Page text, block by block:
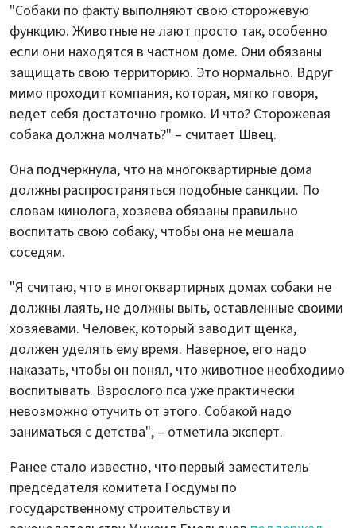
"Собаки по факту выполняют свою сторожевую
функцию. Животные не лают просто так, особенно
если они находятся в частном доме. Они обязаны
защищать свою территорию. Это нормально. Вдруг
мимо проходит компания, которая, мягко говоря,
ведет себя достаточно громко. И что? Сторожевая
собака должна молчать?" – считает Швец.
Она подчеркнула, что на многоквартирные дома
должны распространяться подобные санкции. По
словам кинолога, хозяева обязаны правильно
воспитать свою собаку, чтобы она не мешала
соседям.
"Я считаю, что в многоквартирных домах собаки не
должны лаять, не должны выть, оставленные своими
хозяевами. Человек, который заводит щенка,
должен уделять ему время. Наверное, его надо
наказать, чтобы он понял, что животное необходимо
воспитывать. Взрослого пса уже практически
невозможно отучить от этого. Собакой надо
заниматься с детства", – отметила эксперт.
Ранее стало известно, что первый заместитель
председателя комитета Госдумы по
государственному строительству и